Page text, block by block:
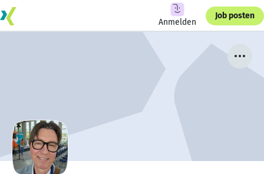
Anmelden
Job posten